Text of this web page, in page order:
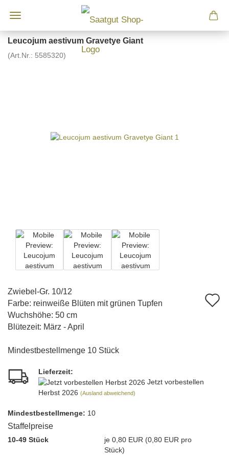
Leucojum aestivum Gravetye Giant
(Art.Nr.: 5585320)
Zwiebel-Gr. 10/12
Farbe: reinweiße Blüten mit grünen Tupfen
Wuchshöhe: 50 cm
Blütezeit: März - April
Mindestbestellmenge 10 Stück
Lieferzeit:
Jetzt vorbestellen
Herbst 2026 (Ausland abweichend)
Mindest­bestellmenge: 10
Staffelpreise
10-49 Stück
je 0,80 EUR (0,80 EUR pro
Stück)